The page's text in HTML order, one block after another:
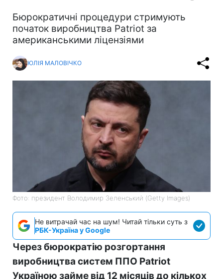
Бюрократичні процедури стримують
початок виробництва Patriot за
американськими ліцензіями
ЮЛІЯ МАЛОВІЧКО
Фото: президент Володимир Зеленський (Getty Images)
Не витрачай час на шум! Читай тільки суть з
РБК-Україна у Google
Через бюрократію розгортання
виробництва систем ППО Patriot
Україною займе від 12 місяців до кількох